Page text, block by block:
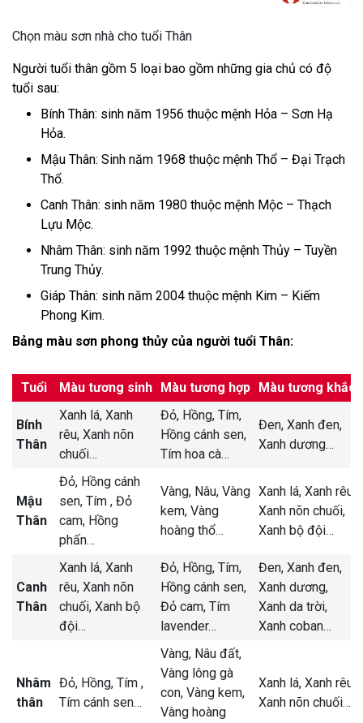
Chọn màu sơn nhà cho tuổi Thân
Người tuổi thân gồm 5 loại bao gồm những gia chủ có độ
tuổi sau:
Bính Thân: sinh năm 1956 thuộc mệnh Hỏa – Sơn Hạ
Hỏa.
Mậu Thân: Sinh năm 1968 thuộc mệnh Thổ – Đại Trạch
Thổ.
Canh Thân: sinh năm 1980 thuộc mệnh Mộc – Thạch
Lựu Mộc.
Nhâm Thân: sinh năm 1992 thuộc mệnh Thủy – Tuyền
Trung Thủy.
Giáp Thân: sinh năm 2004 thuộc mệnh Kim – Kiếm
Phong Kim.
Bảng màu sơn phong thủy của người tuổi Thân:
Tuổi Màu tương sinh Màu tương hợp Màu tương khắc
Bính
Thân
Xanh lá, Xanh
rêu, Xanh nõn
chuối…
Đỏ, Hồng, Tím,
Hồng cánh sen,
Tím hoa cà…
Đen, Xanh đen,
Xanh dương…
Mậu
Thân
Đỏ, Hồng cánh
sen, Tím , Đỏ
cam, Hồng
phấn…
Vàng, Nâu, Vàng
kem, Vàng
hoàng thổ…
Xanh lá, Xanh rêu,
Xanh nõn chuối,
Xanh bộ đội…
Canh
Thân
Xanh lá, Xanh
rêu, Xanh nõn
chuối, Xanh bộ
đội…
Đỏ, Hồng, Tím,
Hồng cánh sen,
Đỏ cam, Tím
lavender…
Đen, Xanh đen,
Xanh dương,
Xanh da trời,
Xanh coban…
Nhâm
thân
Đỏ, Hồng, Tím ,
Tím cánh sen…
Vàng, Nâu đất,
Vàng lông gà
con, Vàng kem,
Vàng hoàng
Xanh lá, Xanh rêu,
Xanh nõn chuối…